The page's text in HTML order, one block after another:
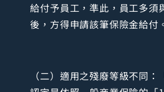
給付予員工，準此，員工多須
後，方得申請該筆保險金給付
（二）適用之殘廢等級不同